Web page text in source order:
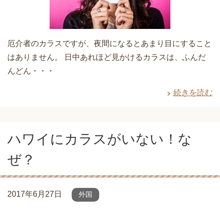
厄介者のカラスですが、夜間になるとあまり目にすること
はありません。 日中あれほど見かけるカラスは、ふんだ
んどん・・・
続きを読む
ハワイにカラスがいない！な
ぜ？
2017年6月27日 外国